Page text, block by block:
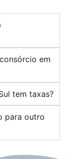
em
tem taxas?
para outro